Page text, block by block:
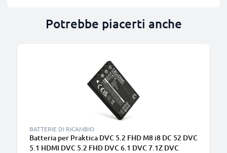
Potrebbe piacerti anche
BATTERIE DI RICAMBIO
Batteria per Praktica DVC 5.2 FHD M8 i8 DC 52 DVC
5.1 HDMI DVC 5.2 FHD DVC 6.1 DVC 7.1Z DVC